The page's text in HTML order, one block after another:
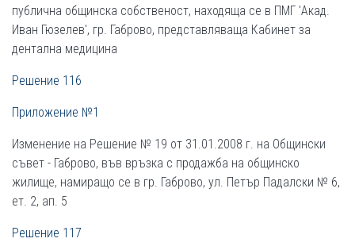
публична общинска собственост, находяща се в ПМГ 'Акад.
Иван Гюзелев', гр. Габрово, представляваща Кабинет за
дентална медицина
Решение 116
Приложение №1
Изменение на Решение № 19 от 31.01.2008 г. на Общински
съвет - Габрово, във връзка с продажба на общинско
жилище, намиращо се в гр. Габрово, ул. Петър Падалски № 6,
ет. 2, ап. 5
Решение 117